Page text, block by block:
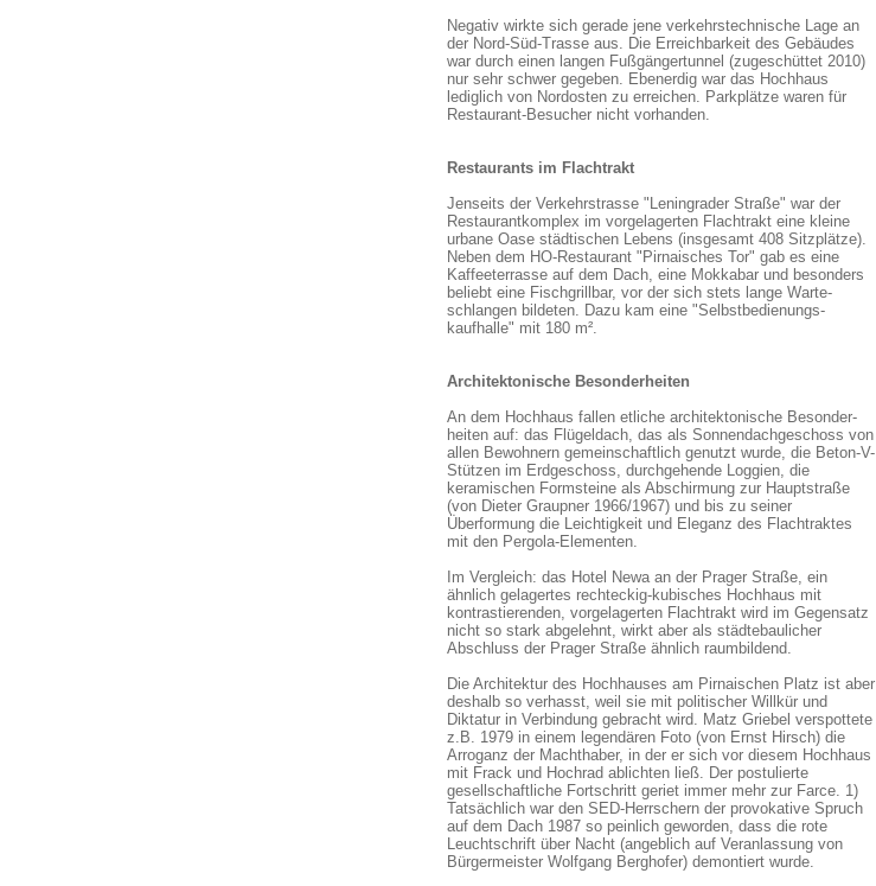
Negativ wirkte sich gerade jene verkehrstechnische Lage an
der Nord-Süd-Trasse aus. Die Erreichbarkeit des Gebäudes
war durch einen langen Fußgängertunnel (zugeschüttet 2010)
nur sehr schwer gegeben. Ebenerdig war das Hochhaus
lediglich von Nordosten zu erreichen. Parkplätze waren für
Restaurant-Besucher nicht vorhanden.
Restaurants im Flachtrakt
Jenseits der Verkehrstrasse "Leningrader Straße" war der
Restaurantkomplex im vorgelagerten Flachtrakt eine kleine
urbane Oase städtischen Lebens (insgesamt 408 Sitzplätze).
Neben dem HO-Restaurant "Pirnaisches Tor" gab es eine
Kaffeeterrasse auf dem Dach, eine Mokkabar und besonders
beliebt eine Fischgrillbar, vor der sich stets lange Warte-
schlangen bildeten. Dazu kam eine "Selbstbedienungs-
kaufhalle" mit 180 m².
Architektonische Besonderheiten
An dem Hochhaus fallen etliche architektonische Besonder-
heiten auf: das Flügeldach, das als Sonnendachgeschoss von
allen Bewohnern gemeinschaftlich genutzt wurde, die Beton-V-
Stützen im Erdgeschoss, durchgehende Loggien, die
keramischen Formsteine als Abschirmung zur Hauptstraße
(von Dieter Graupner 1966/1967) und bis zu seiner
Überformung die Leichtigkeit und Eleganz des Flachtraktes
mit den Pergola-Elementen.
Im Vergleich: das Hotel Newa an der Prager Straße, ein
ähnlich gelagertes rechteckig-kubisches Hochhaus mit
kontrastierenden, vorgelagerten Flachtrakt wird im Gegensatz
nicht so stark abgelehnt, wirkt aber als städtebaulicher
Abschluss der Prager Straße ähnlich raumbildend.
Die Architektur des Hochhauses am Pirnaischen Platz ist aber
deshalb so verhasst, weil sie mit politischer Willkür und
Diktatur in Verbindung gebracht wird. Matz Griebel verspottete
z.B. 1979 in einem legendären Foto (von Ernst Hirsch) die
Arroganz der Machthaber, in der er sich vor diesem Hochhaus
mit Frack und Hochrad ablichten ließ. Der postulierte
gesellschaftliche Fortschritt geriet immer mehr zur Farce. 1)
Tatsächlich war den SED-Herrschern der provokative Spruch
auf dem Dach 1987 so peinlich geworden, dass die rote
Leuchtschrift über Nacht (angeblich auf Veranlassung von
Bürgermeister Wolfgang Berghofer) demontiert wurde.